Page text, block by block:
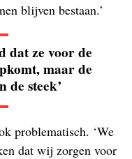
blijven bestaan.’
dat ze voor de
maar de
steek’
problematisch. ‘We
dat wij zorgen voor